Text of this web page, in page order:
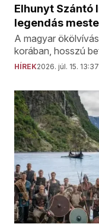
Elhunyt Szántó
legendás
A magyar
korában, hosszú
HÍREK2026. júl. 15. 13:37